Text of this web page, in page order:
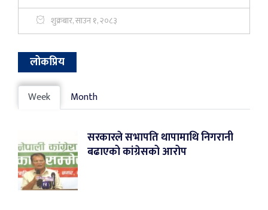
शुक्रबार, साउन १, २०८३
लोकप्रिय
Week Month
सरकारले सभापति थापामाथि निगरानी
बढाएको कांग्रेसको आरोप